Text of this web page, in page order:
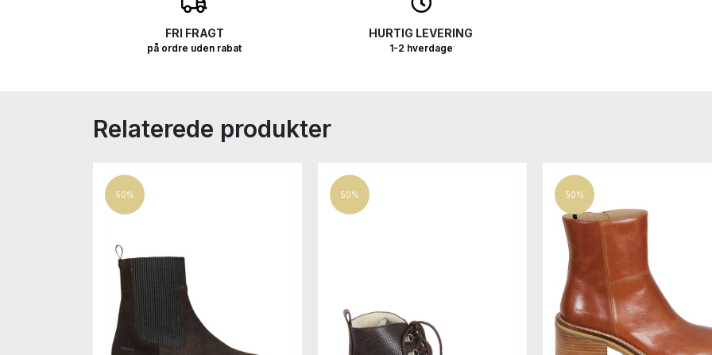
FRI FRAGT
på ordre uden rabat
HURTIG LEVERING
1-2 hverdage
Relaterede produkter
50% 50% 50%